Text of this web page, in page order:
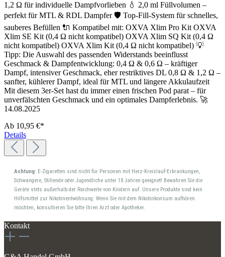
1,2 Ω für individuelle Dampfvorlieben 💧 2,0 ml Füllvolumen –
perfekt für MTL & RDL Dampfer 🛡️ Top-Fill-System für schnelles,
sauberes Befüllen 🔌 Kompatibel mit: OXVA Xlim Pro Kit OXVA
Xlim SE Kit (0,4 Ω nicht kompatibel) OXVA Xlim SQ Kit (0,4 Ω
nicht kompatibel) OXVA Xlim Kit (0,4 Ω nicht kompatibel) 💡
Tipp: Die Auswahl des passenden Widerstands beeinflusst
Geschmack & Dampfentwicklung: 0,4 Ω & 0,6 Ω – kräftiger
Dampf, intensiver Geschmack, eher restriktives DL 0,8 Ω & 1,2 Ω –
sanfter, kühlerer Dampf, ideal für MTL und längere Akkulaufzeit
Mit diesem 3er-Set hast du immer einen frischen Pod parat – für
unverfälschten Geschmack und ein optimales Dampferlebnis. 🚀
14.08.2025
Ab 10,95 €*
Details
Achtung: E-Zigaretten sind nicht für Personen mit Herz-Kreislauf-Erkrankungen,
Schwangere, Stillende oder Jugendliche unter 18 Jahren geeignet! Bewahren Sie die
Geräte stets außerhalb der Reichweite von Kindern auf. Unsere Produkte sind kein
Hilfsmittel zur Nikotinentwöhnung. Wenn Sie mit dem Nikotinkonsum aufhören
möchten, konsultieren Sie bitte Ihren Arzt oder Apotheker.
Kontakt